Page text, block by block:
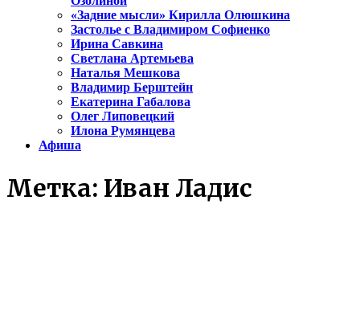
«Задние мысли» Кирилла Олюшкина
Застолье с Владимиром Софиенко
Ирина Савкина
Светлана Артемьева
Наталья Мешкова
Владимир Берштейн
Екатерина Габалова
Олег Липовецкий
Илона Румянцева
Афиша
Метка: Иван Ладис